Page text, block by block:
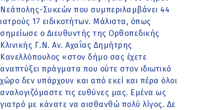
Νεάπολης-Συκεών που συμπεριλαμβάνει 44
ιατρούς 17 ειδικοτήτων. Μάλιστα, όπως
σημείωσε ο Διευθυντής της Ορθοπεδικής
Κλινικής Γ.Ν. Αν. Αχαΐας Δημήτρης
Κανελλόπουλος «στον δήμο σας έχετε
αναπτύξει πράγματα που ούτε στον ιδιωτικό
χώρο δεν υπάρχουν και από εκεί και πέρα όλοι
αναλογιζόμαστε τις ευθύνες μας. Εμένα ως
γιατρό με κάνατε να αισθανθώ πολύ λίγος. Δε